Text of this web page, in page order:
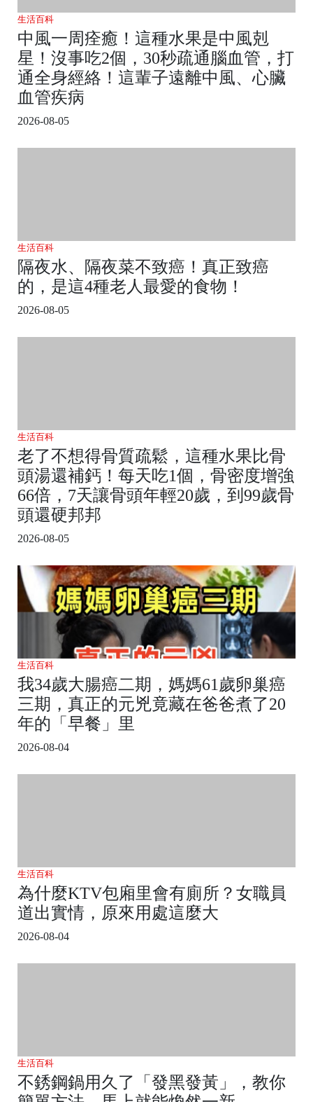
生活百科
中風一周痊癒！這種水果是中風剋
星！沒事吃2個，30秒疏通腦血管，打
通全身經絡！這輩子遠離中風、心臟
血管疾病
2026-08-05
生活百科
隔夜水、隔夜菜不致癌！真正致癌
的，是這4種老人最愛的食物！
2026-08-05
生活百科
老了不想得骨質疏鬆，這種水果比骨
頭湯還補鈣！每天吃1個，骨密度增強
66倍，7天讓骨頭年輕20歲，到99歲骨
頭還硬邦邦
2026-08-05
生活百科
我34歲大腸癌二期，媽媽61歲卵巢癌
三期，真正的元兇竟藏在爸爸煮了20
年的「早餐」里
2026-08-04
生活百科
為什麼KTV包廂里會有廁所？女職員
道出實情，原來用處這麼大
2026-08-04
生活百科
不銹鋼鍋用久了「發黑發黃」，教你